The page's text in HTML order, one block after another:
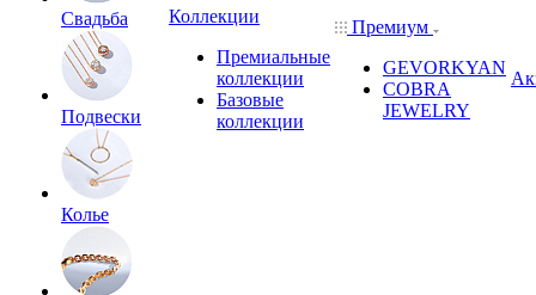
Свадьба
Подвески
Колье
Коллекции
Премиальные
коллекции
Базовые
коллекции
Премиум
GEVORKYAN
COBRA
JEWELRY